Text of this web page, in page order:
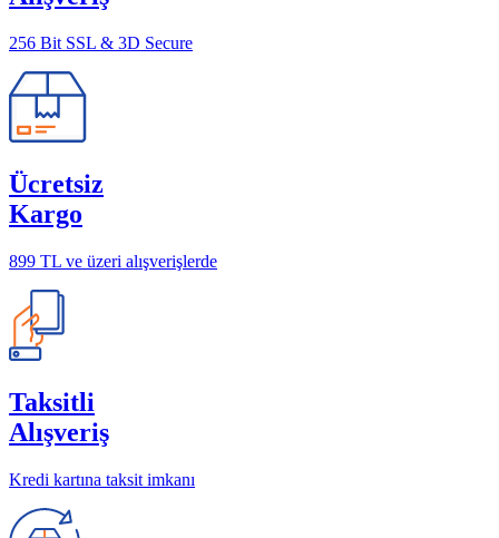
256 Bit SSL & 3D Secure
Ücretsiz
Kargo
899 TL ve üzeri alışverişlerde
Taksitli
Alışveriş
Kredi kartına taksit imkanı